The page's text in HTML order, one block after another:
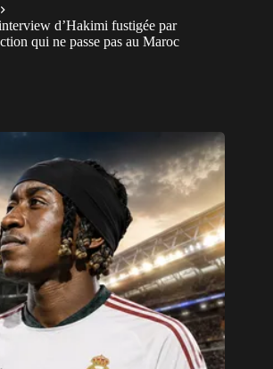
d’Hakimi fustigée par
qui ne passe pas au Maroc